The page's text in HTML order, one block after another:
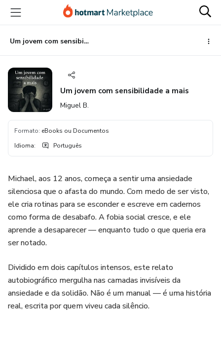
para
conteúdo
principal
para
pagamento
para
rodapé
Um jovem com sensibilidade a mais
Um jovem com sensibilidade a mais
Miguel B.
Formato: eBooks ou Documentos
Idioma: Português
Michael, aos 12 anos, começa a sentir uma ansiedade
silenciosa que o afasta do mundo. Com medo de ser visto,
ele cria rotinas para se esconder e escreve em cadernos
como forma de desabafo. A fobia social cresce, e ele
aprende a desaparecer — enquanto tudo o que queria era
ser notado.
Dividido em dois capítulos intensos, este relato
autobiográfico mergulha nas camadas invisíveis da
ansiedade e da solidão. Não é um manual — é uma história
real, escrita por quem viveu cada silêncio.